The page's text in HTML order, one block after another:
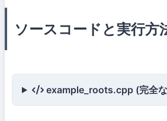
ソースコードと実行方
example_roots.cpp (完全